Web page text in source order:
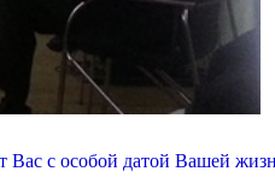
Вас с особой датой Вашей